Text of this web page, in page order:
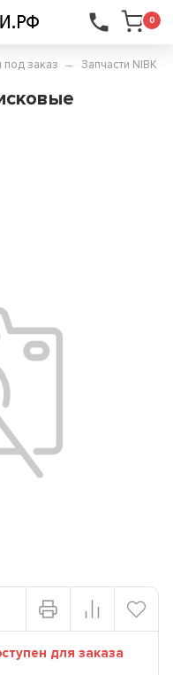
0
...
под заказ Запчасти NIBK
для заказа